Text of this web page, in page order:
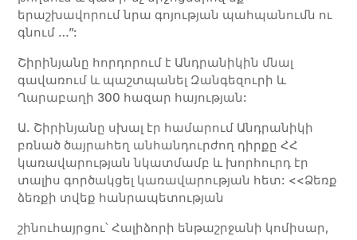
երաշխավորում նրա գոյության պահպանումն ու
գնում …”:
Շիրինյանը հորդորում է Անդրանիկին մնալ
գավառում և պաշտպանել Զանգեզուրի և
Ղարաբաղի 300 հազար հայության:
Ա. Շիրինյանը սխալ էր համարում Անդրանիկի
բռնած ծայրահեղ անհանդուրժող դիրքը ՀՀ
կառավարության նկատմամբ և խորհուրդ էր
տալիս գործակցել կառավարության հետ: <<Ձեռք
ձեռքի տվեք հանրապետության
շինուհայրցու՝ Հալիձորի ենթաշրջանի կոմիսար,